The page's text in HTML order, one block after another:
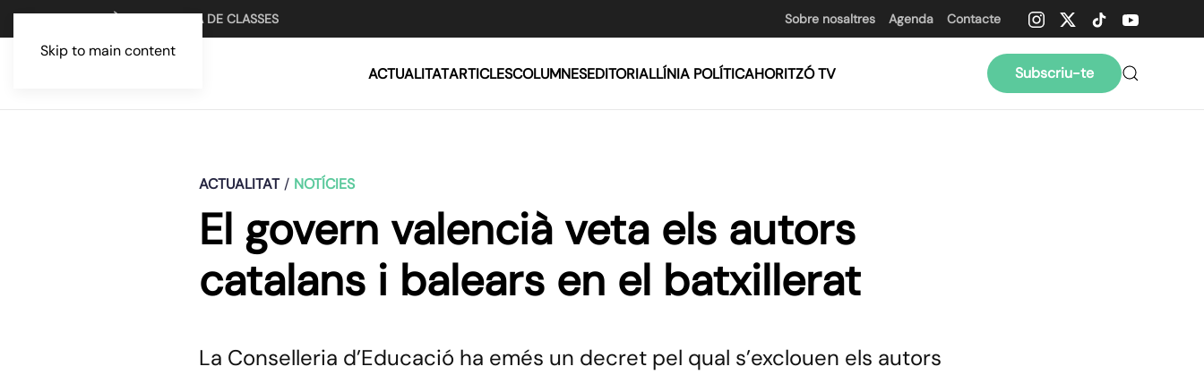
Skip to main content
UN MITJÀ PER LA LLUITA DE CLASSES Sobre nosaltres Agenda Contacte
ACTUALITATARTICLESCOLUMNESEDITORIALLÍNIA POLÍTICAHORITZÓ TV Subscriu-te
ACTUALITAT NOTÍCIES
El govern valencià veta els autors
catalans i balears en el batxillerat
La Conselleria d’Educació ha emés un decret pel qual s’exclouen els autors